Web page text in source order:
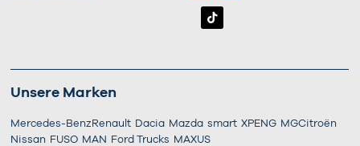
Unsere Marken
Mercedes-Benz Renault Dacia Mazda smart XPENG MGCitroën
Nissan FUSO MAN Ford Trucks MAXUS